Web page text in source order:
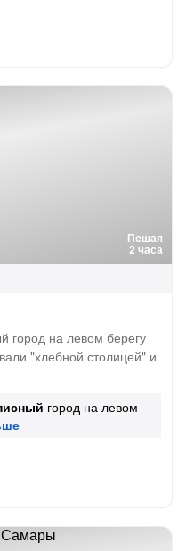
Пешая
2 часа
город на левом берегу
"хлебной столицей" и
город на левом